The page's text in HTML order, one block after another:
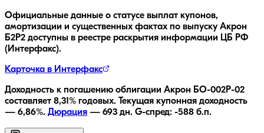
Официальные данные о статусе выплат купонов,
амортизации и существенных фактах по выпуску Акрон
Б2P2 доступны в реестре раскрытия информации ЦБ РФ
(Интерфакс).
Карточка в Интерфакс
Доходность к погашению облигации Акрон БО-002P-02
составляет 8,31% годовых. Текущая купонная доходность
— 6,86%. Дюрация — 693 дн. G-спред: -588 б.п.